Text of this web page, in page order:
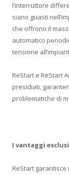
l’interruttore
siano guasti
che offrono il
automatico
tensione
ReStart e ReStart
presidiati,
problematiche di
I vantaggi
ReStart garantisce